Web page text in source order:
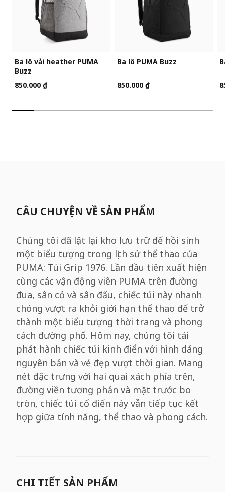
Ba lô vải heather PUMA
Buzz
850.000 ₫
Ba lô PUMA Buzz
850.000 ₫
CÂU CHUYỆN VỀ SẢN PHẨM
Chúng tôi đã lật lại kho lưu trữ để hồi sinh
một biểu tượng trong lịch sử thể thao của
PUMA: Túi Grip 1976. Lần đầu tiên xuất hiện
cùng các vận động viên PUMA trên đường
đua, sân cỏ và sân đấu, chiếc túi này nhanh
chóng vượt ra khỏi giới hạn thể thao để trở
thành một biểu tượng thời trang và phong
cách đường phố. Hôm nay, chúng tôi tái
phát hành chiếc túi kinh điển với hình dáng
nguyên bản và vẻ đẹp vượt thời gian. Mang
nét đặc trưng với hai quai xách phía trên,
đường viền tương phản và mặt trước bo
tròn, chiếc túi cổ điển này vẫn tiếp tục kết
hợp giữa tính năng, thể thao và phong cách.
CHI TIẾT SẢN PHẨM